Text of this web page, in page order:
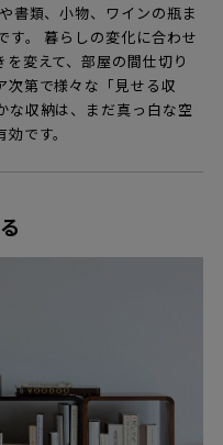
書類、小物、ワインの瓶ま
す。 暮らしの変化に合わせ
変えて、部屋の間仕切り
次第で様々な「見せる収
な収納は、まだ真っ白な空
です。